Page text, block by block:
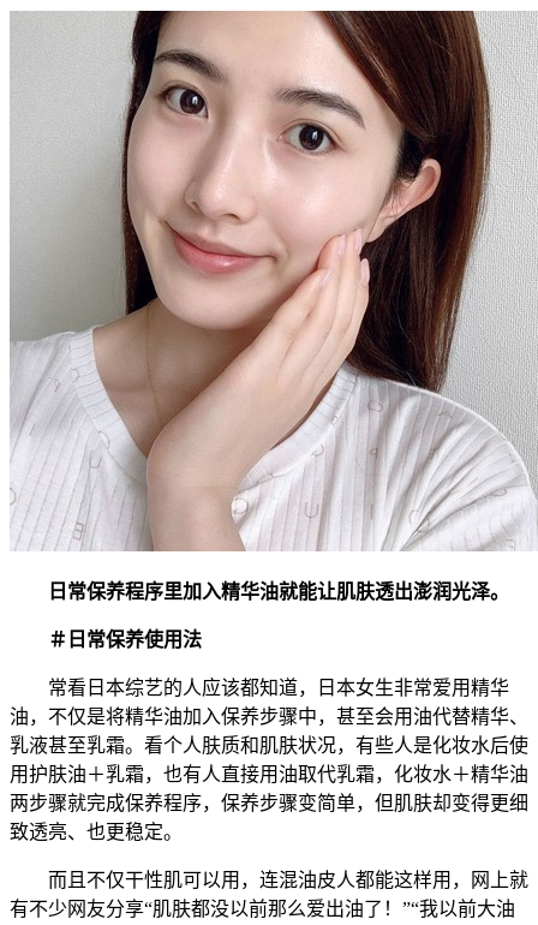
日常保养程序里加入精华油就能让肌肤透出澎润光泽。
＃日常保养使用法
常看日本综艺的人应该都知道，日本女生非常爱用精华
油，不仅是将精华油加入保养步骤中，甚至会用油代替精华、
乳液甚至乳霜。看个人肤质和肌肤状况，有些人是化妆水后使
用护肤油＋乳霜，也有人直接用油取代乳霜，化妆水＋精华油
两步骤就完成保养程序，保养步骤变简单，但肌肤却变得更细
致透亮、也更稳定。
而且不仅干性肌可以用，连混油皮人都能这样用，网上就
有不少网友分享“肌肤都没以前那么爱出油了！”“我以前大油